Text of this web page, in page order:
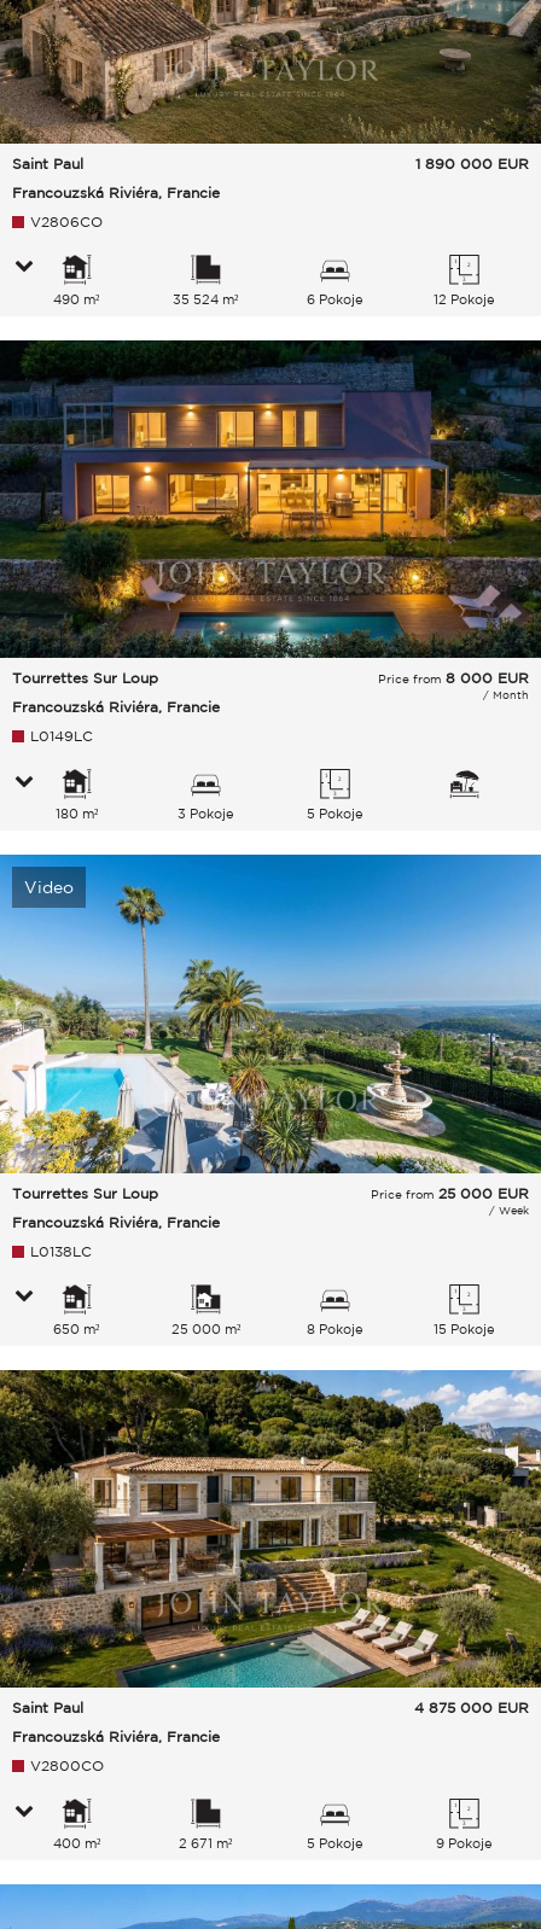
Saint Paul
Francouzská Riviéra, Francie
1 890 000 EUR
V2806CO
490 m² 35 524 m² 6 Pokoje 12 Pokoje
Tourrettes Sur Loup
Francouzská Riviéra, Francie
Price from 8 000 EUR
/ Month
L0149LC
180 m² 3 Pokoje 5 Pokoje
Video
Tourrettes Sur Loup
Francouzská Riviéra, Francie
Price from 25 000 EUR
/ Week
L0138LC
650 m² 25 000 m² 8 Pokoje 15 Pokoje
Saint Paul
Francouzská Riviéra, Francie
4 875 000 EUR
V2800CO
400 m² 2 671 m² 5 Pokoje 9 Pokoje